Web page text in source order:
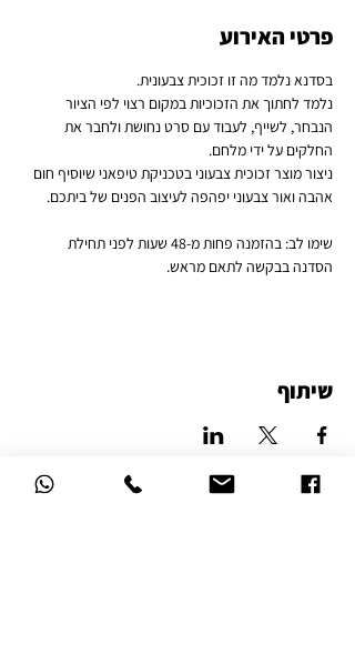
פרטי האירוע
בסדנא נלמד מה זו זכוכית צבעונית.
נלמד לחתוך את הזכוכיות במקום רצוי לפי הציור
הנבחר, לשייף, לעבוד עם סרט נחושת ולחבר את
החלקים על ידי מלחם.
ניצור מוצר זכוכית צבעוני בטכניקת טיפאני שיוסיף חום
אהבה ואור צבעוני יפהפה לעיצוב הפנים של ביתכם.
שימו לב: בהזמנה פחות מ-48 שעות לפני תחילת
הסדנה בבקשה לתאם מראש.
שיתוף